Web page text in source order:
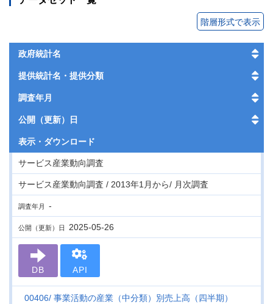
階層形式で表示
政府統計名
提供統計名・提供分類
調査年月
公開（更新）日
表示・ ダウンロード
サービス産業動向調査
サービス産業動向調査 / 2013年1月から/ 月次調査
調査年月 -
公開（更新）日 2025-05-26
DB API
00406 事業活動の産業（中分類）別売上高（四半期）